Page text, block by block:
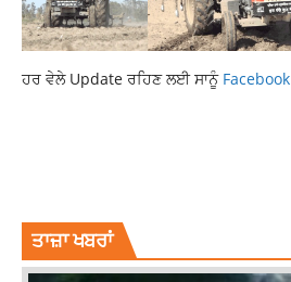
ਹਰ ਵੇਲੇ Update ਰਹਿਣ ਲਈ ਸਾਨੂੰ Facebook
ਤਾਜ਼ਾ ਖਬਰਾਂ